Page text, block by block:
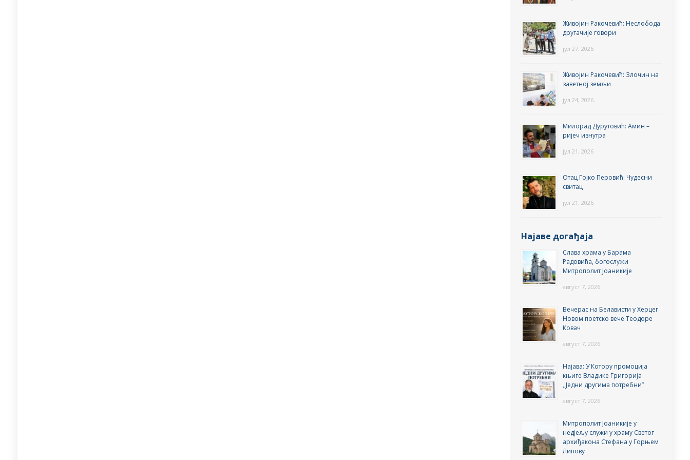
Живојин Ракочевић: Неслобода
другачије говори
јул 27, 2026
Живојин Ракочевић: Злочин на
заветној земљи
јул 24, 2026
Милорад Дурутовић: Амин –
ријеч изнутра
јул 21, 2026
Отац Гојко Перовић: Чудесни
свитац
јул 21, 2026
Најаве догађаја
Слава храма у Барама
Радовића, богослужи
Митрополит Јоаникије
август 7, 2026
Вечерас на Белависти у Херцег
Новом поетско вече Теодоре
Ковач
август 7, 2026
Најава: У Котору промоција
књиге Владике Григорија
,,Једни другима потребни”
август 7, 2026
Митрополит Јоаникије у
недјељу служи у храму Светог
архиђакона Стефана у Горњем
Липову